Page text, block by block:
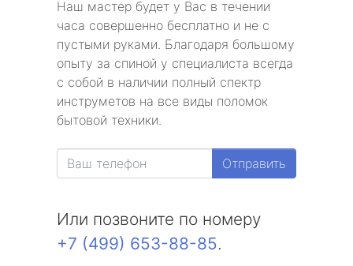
Наш мастер будет у Вас в течении
часа совершенно бесплатно и не с
пустыми руками. Благодаря большому
опыту за спиной у специалиста всегда
с собой в наличии полный спектр
инструметов на все виды поломок
бытовой техники.
Отправить
Или позвоните по номеру
+7 (499) 653-88-85.